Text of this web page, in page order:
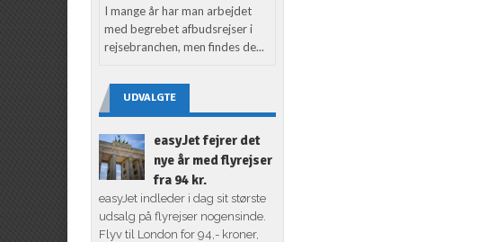
I mange år har man arbejdet
med begrebet afbudsrejser i
rejsebranchen, men findes de...
UDVALGTE
easyJet fejrer det
nye år med flyrejser
fra 94 kr.
easyJet indleder i dag sit største
udsalg på flyrejser nogensinde.
Flyv til London for 94,- kroner,